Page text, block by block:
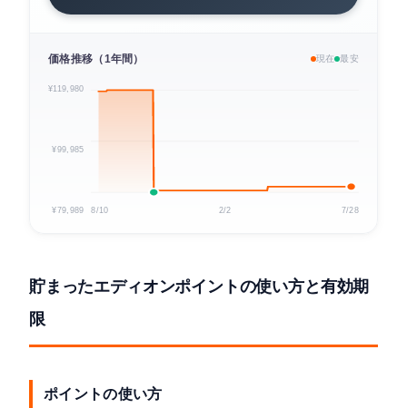
価格推移（1年間） 現在 最安
¥119,980
¥99,985
¥79,989 8/10 2/2 7/28
貯まったエディオンポイントの使い方と有効期
限
ポイントの使い方